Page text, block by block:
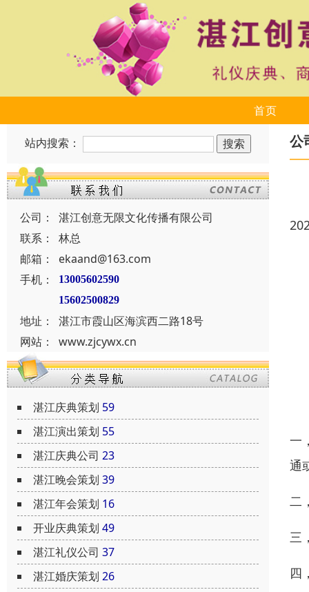
首页
站内搜索：
公司：
湛江创意无限文化传播有限公司
联系：
林总
邮箱：
ekaand@163.com
手机：
13005602590
15602500829
地址：
湛江市霞山区海滨西二路18号
网站：
www.zjcywx.cn
湛江庆典策划 59
湛江演出策划 55
湛江庆典公司 23
湛江晚会策划 39
湛江年会策划 16
开业庆典策划 49
湛江礼仪公司 37
湛江婚庆策划 26
公
一
通
二
三
四